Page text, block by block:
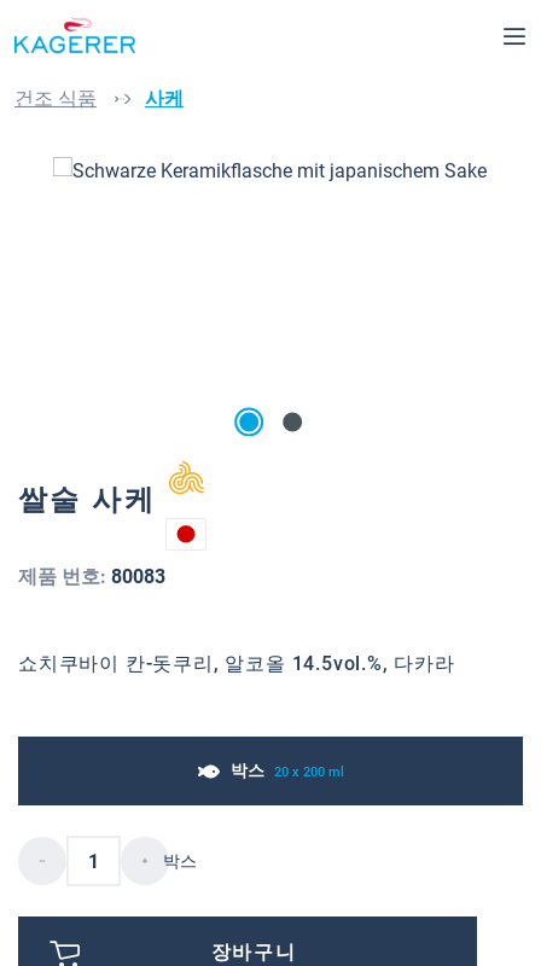
건너뛰기
건조 식품 사케
이미지 갤러리 건너뛰기
쌀술 사케
제품 번호: 80083
쇼치쿠바이 칸-돗쿠리, 알코올 14.5vol.%, 다카라
박스 20 x 200 ml
박스
장바구니